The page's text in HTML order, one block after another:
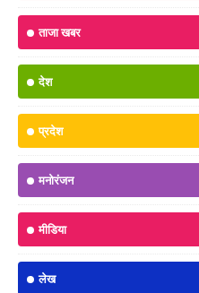
ताजा खबर
देश
प्रदेश
मनोरंजन
मीडिया
लेख